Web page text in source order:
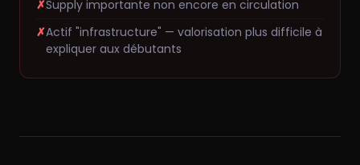
Supply importante non encore en circulation
Actif "infrastructure" — valorisation plus difficile à
expliquer aux débutants